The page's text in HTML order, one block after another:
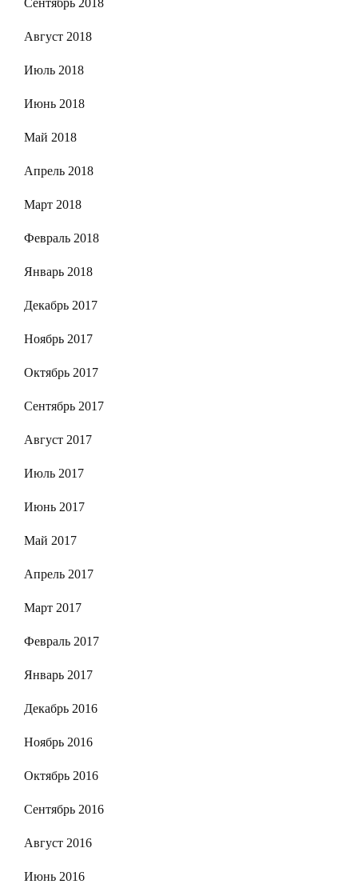
Август 2018
Июль 2018
Июнь 2018
Май 2018
Апрель 2018
Март 2018
Февраль 2018
Январь 2018
Декабрь 2017
Ноябрь 2017
Октябрь 2017
Сентябрь 2017
Август 2017
Июль 2017
Июнь 2017
Май 2017
Апрель 2017
Март 2017
Февраль 2017
Январь 2017
Декабрь 2016
Ноябрь 2016
Октябрь 2016
Сентябрь 2016
Август 2016
Июнь 2016